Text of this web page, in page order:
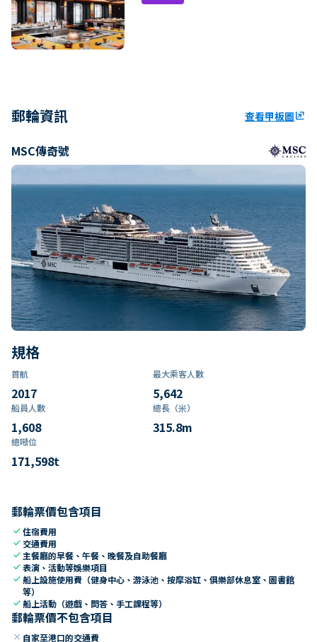
郵輪資訊 查看甲板圖ungroup
MSC傳奇號
規格
首航
2017
最大乘客人數
5,642
船員人數
1,608
總長（米）
315.8m
總噸位
171,598t
郵輪票價包含項目
check住宿費用
check 交通費用
check 主餐廳的早餐、午餐、晚餐及自助餐廳
check表演、活動等娛樂項目
check船上設施使用費（健身中心、游泳池、按摩浴缸、俱樂部休息室、圖書館
等）
check船上活動（遊戲、問答、手工課程等）
郵輪票價不包含項目
close 自家至港口的交通費